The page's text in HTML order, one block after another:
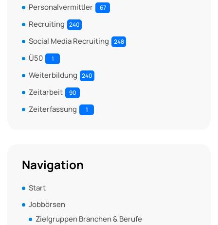
Personalvermittler 67
Recruiting 240
Social Media Recruiting 248
Ü50 1
Weiterbildung 240
Zeitarbeit 90
Zeiterfassung 1
Navigation
Start
Jobbörsen
Zielgruppen Branchen & Berufe